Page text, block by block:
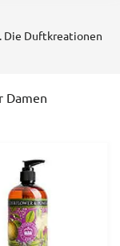
Die Duftkreationen
von vielen
Königshauses
Marken
hergestellt.
Damen